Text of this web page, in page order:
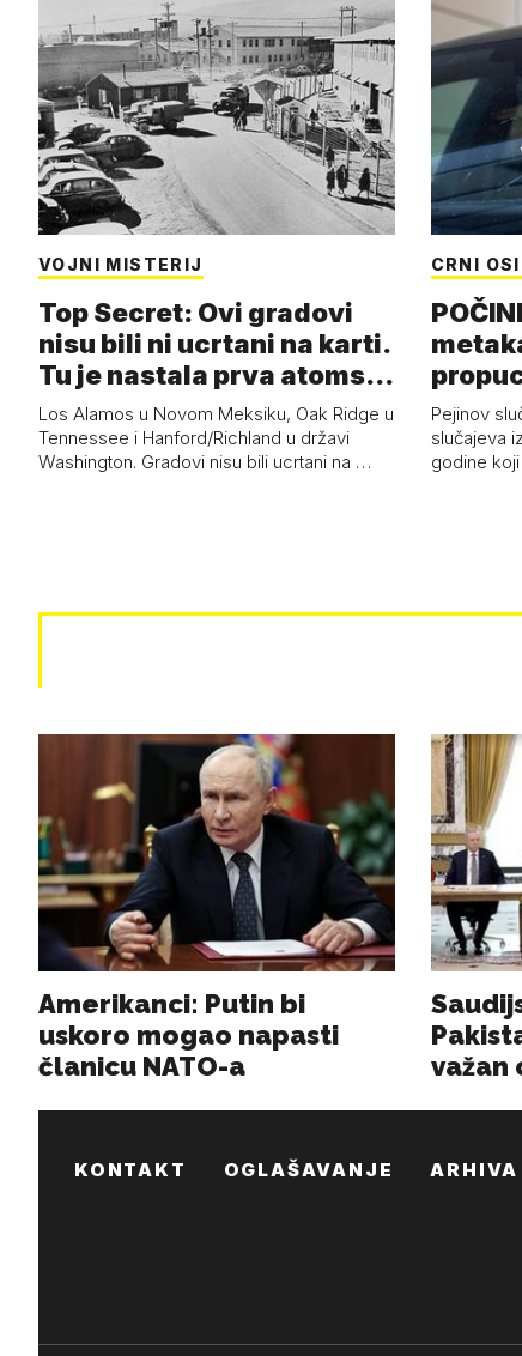
VOJNI MISTERIJ
Top Secret: Ovi gradovi
nisu bili ni ucrtani na karti.
Tu je nastala prva atoms…
Los Alamos u Novom Meksiku, Oak Ridge u
Tennessee i Hanford/Richland u državi
Washington. Gradovi nisu bili ucrtani na …
CRNI
Pejinov
slučajeva
godine
KONTAKT OGLAŠAVANJE ARHIVA